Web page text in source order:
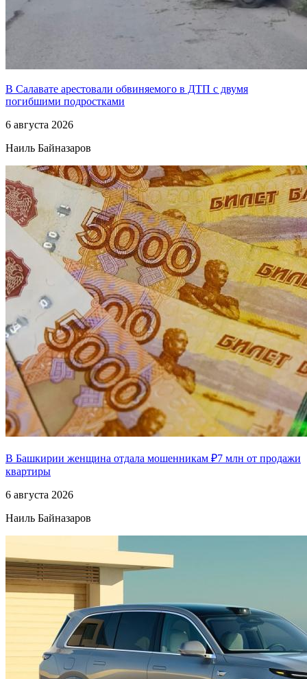
В Салавате арестовали обвиняемого в ДТП с двумя
погибшими подростками
6 августа 2026
Наиль Байназаров
В Башкирии женщина отдала мошенникам ₽7 млн от продажи
квартиры
6 августа 2026
Наиль Байназаров